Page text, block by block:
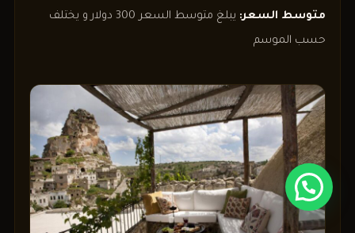
متوسط السعر:
يبلغ متوسط السعر 300 دولار و يختلف
حسب الموسم